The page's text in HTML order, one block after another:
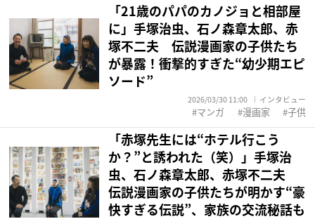
「21歳のパパのカノジョと相部屋
に」手塚治虫、石ノ森章太郎、赤
塚不二夫 伝説漫画家の子供たち
が暴露！衝撃的すぎた“幼少期エピ
ソード”
2026/03/30 11:00 インタビュー
マンガ 漫画家 子供
「赤塚先生には“ホテル行こう
か？”と誘われた（笑）」手塚治
虫、石ノ森章太郎、赤塚不二夫
伝説漫画家の子供たちが明かす“豪
快すぎる伝説”、家族の交流秘話も